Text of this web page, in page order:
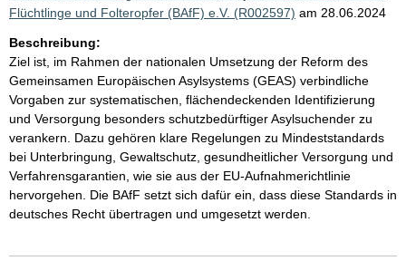
Flüchtlinge und Folteropfer (BAfF) e.V. (R002597) am 28.06.2024
Beschreibung:
Ziel ist, im Rahmen der nationalen Umsetzung der Reform des
Gemeinsamen Europäischen Asylsystems (GEAS) verbindliche
Vorgaben zur systematischen, flächendeckenden Identifizierung
und Versorgung besonders schutzbedürftiger Asylsuchender zu
verankern. Dazu gehören klare Regelungen zu Mindeststandards
bei Unterbringung, Gewaltschutz, gesundheitlicher Versorgung und
Verfahrensgarantien, wie sie aus der EU-Aufnahmerichtlinie
hervorgehen. Die BAfF setzt sich dafür ein, dass diese Standards in
deutsches Recht übertragen und umgesetzt werden.